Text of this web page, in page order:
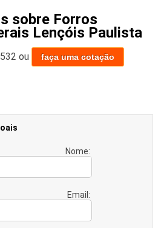
sobre Forros
Lençóis Paulista
ou faça uma cotação
Nome:
Email: